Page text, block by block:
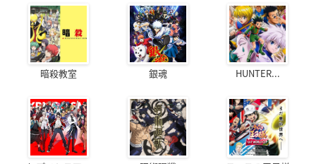
暗殺教室 銀魂 HUNTER...